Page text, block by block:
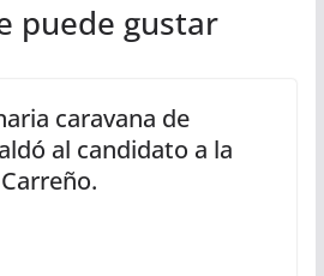
puede gustar
caravana de
al candidato a la